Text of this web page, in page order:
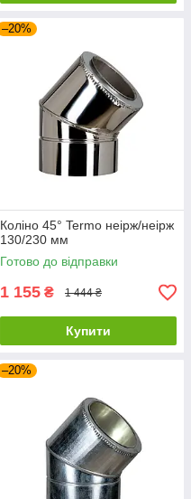
–20%
Коліно 45° Termo неірж/неірж
130/230 мм
Готово до відправки
1 155 ₴ 1 444 ₴
Купити
–20%